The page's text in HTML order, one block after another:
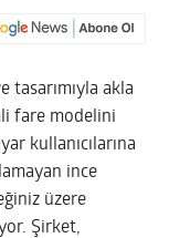
tasarımıyla akla
fare modelini
kullanıcılarına
ince
üzere
Şirket,